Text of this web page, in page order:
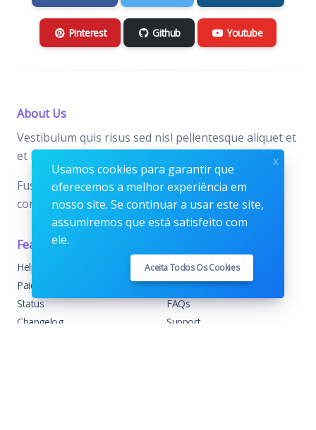
Pinterest Github Youtube
About Us
Vestibulum quis risus sed nisl pellentesque aliquet et
et lorem.
Fusce nibh nisl, gravida nec ipsum eu, feugiat
condimentum velit.
Features
Help Center
Paid with Mobile
Status
Changelog
Home
About
FAQs
Support
Usamos cookies para garantir que
oferecemos a melhor experiência em
nosso site. Se continuar a usar este site,
assumiremos que está satisfeito com
ele.
Aceita Todos Os Cookies
x